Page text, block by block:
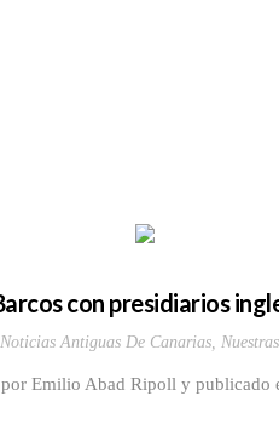
con presidiarios
Noticias Antiguas De Canarias,
Emilio Abad Ripoll y